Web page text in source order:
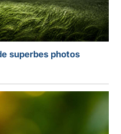
superbes photos